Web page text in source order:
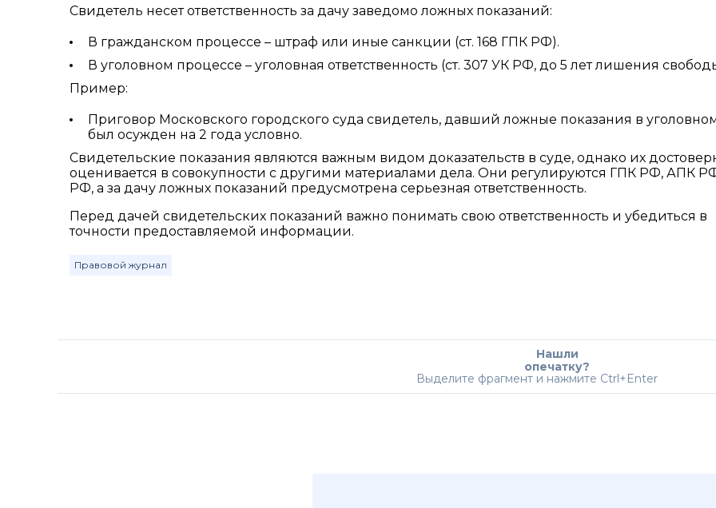
Свидетель несет ответственность за дачу заведомо ложных показаний:
В гражданском процессе – штраф или иные санкции (ст. 168 ГПК РФ).
В уголовном процессе – уголовная ответственность (ст. 307 УК РФ, до 5 лет лишения
Пример:
Приговор Московского городского суда свидетель, давший ложные показания в
был осужден на 2 года условно.
Свидетельские показания являются важным видом доказательств в суде, однако их
оценивается в совокупности с другими материалами дела. Они регулируются ГПК РФ, АПК
РФ, а за дачу ложных показаний предусмотрена серьезная ответственность.
Перед дачей свидетельских показаний важно понимать свою ответственность и убедиться в
точности предоставляемой информации.
Правовой журнал
Нашли
опечатку?
Выделите фрагмент и нажмите Ctrl+Enter